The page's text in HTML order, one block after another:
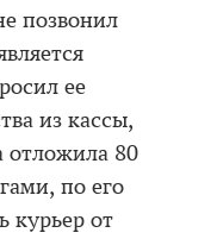
позвонил
ее
из кассы,
отложила 80
по его
курьер от